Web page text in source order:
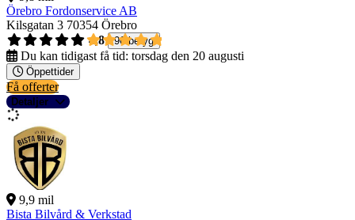
Örebro Fordonservice AB
Kilsgatan 3 70354 Örebro
4,8
96 betyg
Du kan tidigast få tid: torsdag den 20 augusti
Öppettider
Få offerter
Detaljer
9,9 mil
Bista Bilvård & Verkstad